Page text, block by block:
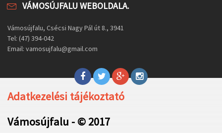
VÁMOSÚJFALU WEBOLDALA.
Vámosújfalu, Csécsi Nagy Pál út 8., 3941
Tel: (47) 394-042
Email: vamosujfalu@gmail.com
Adatkezelési tájékoztató
Vámosújfalu - © 2017